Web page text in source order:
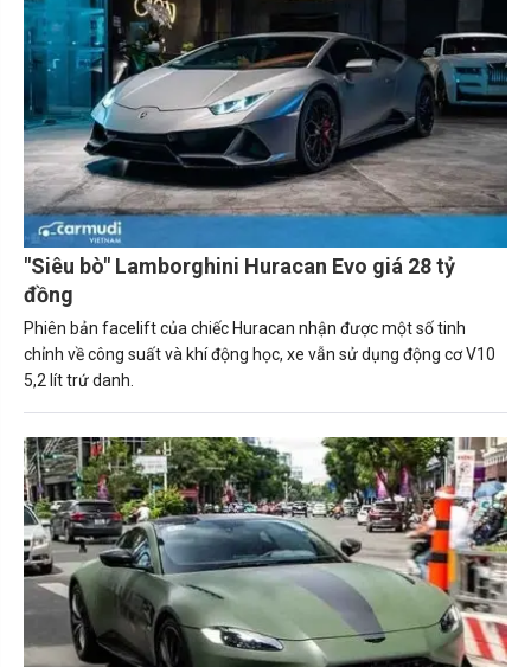
"Siêu bò" Lamborghini Huracan Evo giá 28 tỷ
đồng
Phiên bản facelift của chiếc Huracan nhận được một số tinh
chỉnh về công suất và khí động học, xe vẫn sử dụng động cơ V10
5,2 lít trứ danh.